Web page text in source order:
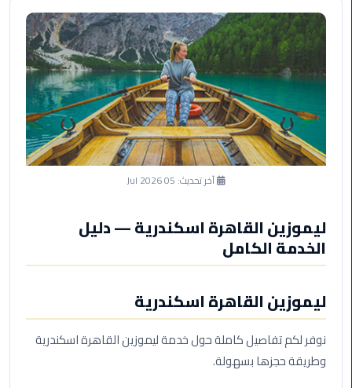
حجز
ليموزين
مرسى
مطروح
حجز
ليموزين
مطار
سفنكس
ليموزين
الغردقة
دهب
الى
القاهرة
والعكس
آخر تحديث: 05 Jul 2026
ليموزين القاهرة اسكندرية — دليل
الخدمة الكامل
ليموزين القاهرة اسكندرية
نوفر لكم تفاصيل كاملة حول خدمة ليموزين القاهرة اسكندرية
وطريقة حجزها بسهولة.